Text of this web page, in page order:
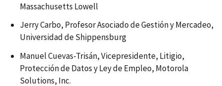
Massachusetts Lowell
Jerry Carbo, Profesor Asociado de Gestión y Mercadeo,
Universidad de Shippensburg
Manuel Cuevas-Trisán, Vicepresidente, Litigio,
Protección de Datos y Ley de Empleo, Motorola
Solutions, Inc.